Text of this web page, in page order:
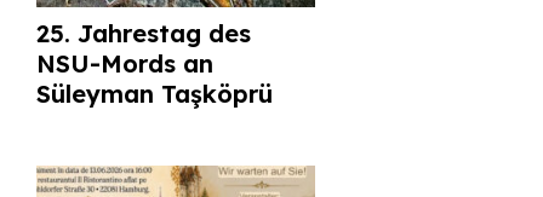
25. Jahrestag des
NSU-Mords an
Süleyman Taşköprü